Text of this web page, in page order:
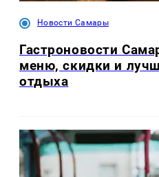
Новости Самары
Гастроновости
меню, скидки и
отдыха